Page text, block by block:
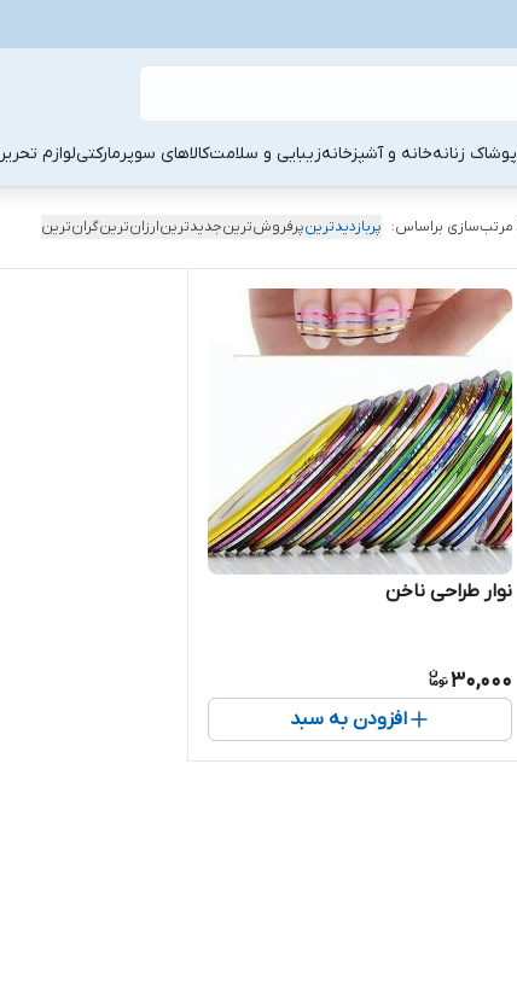
پوشاک زنانهخانه و آشپزخانهزیبایی و سلامتکالاهای سوپرمارکتیلوازم تحریر
مرتب‌سازی براساس: پربازدیدترینپرفروش‌ترینجدیدترینارزان‌ترینگران‌ترین
نوار طراحی ناخن
30,000
افزودن به سبد